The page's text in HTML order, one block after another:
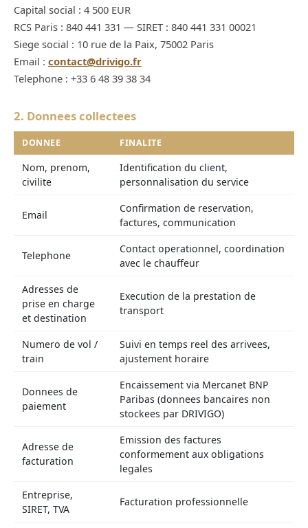
Capital social : 4 500 EUR
RCS Paris : 840 441 331 — SIRET : 840 441 331 00021
Siege social : 10 rue de la Paix, 75002 Paris
Email : contact@drivigo.fr
Telephone : +33 6 48 39 38 34
2. Donnees collectees
DONNEE FINALITE
Nom, prenom,
civilite
Identification du client,
personnalisation du service
Email
Confirmation de reservation,
factures, communication
Telephone
Contact operationnel, coordination
avec le chauffeur
Adresses de
prise en charge
et destination
Execution de la prestation de
transport
Numero de vol /
train
Suivi en temps reel des arrivees,
ajustement horaire
Donnees de
paiement
Encaissement via Mercanet BNP
Paribas (donnees bancaires non
stockees par DRIVIGO)
Adresse de
facturation
Emission des factures
conformement aux obligations
legales
Entreprise,
SIRET, TVA
Facturation professionnelle